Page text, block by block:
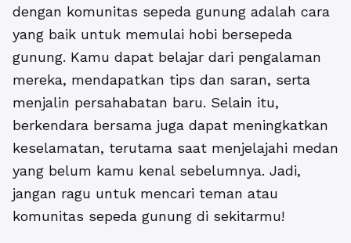
dengan komunitas sepeda gunung adalah cara
yang baik untuk memulai hobi bersepeda
gunung. Kamu dapat belajar dari pengalaman
mereka, mendapatkan tips dan saran, serta
menjalin persahabatan baru. Selain itu,
berkendara bersama juga dapat meningkatkan
keselamatan, terutama saat menjelajahi medan
yang belum kamu kenal sebelumnya. Jadi,
jangan ragu untuk mencari teman atau
komunitas sepeda gunung di sekitarmu!